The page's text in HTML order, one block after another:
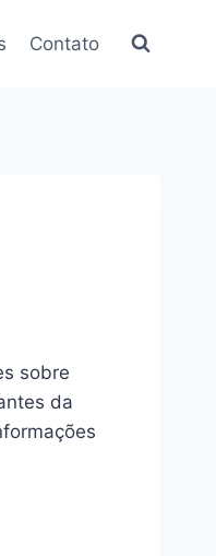
Contato
sobre
da